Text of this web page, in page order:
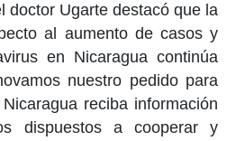
doctor Ugarte destacó que la
al aumento de casos y
en Nicaragua continúa
nuestro pedido para
reciba información
dispuestos a cooperar y